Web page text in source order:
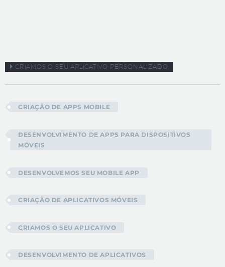
CRIAMOS O SEU APLICATIVO PERSONALIZADO
CRIAÇÃO DE APPS MOBILE
DESENVOLVIMENTO DE APPS PARA DISPOSITIVOS
MÓVEIS
DESENVOLVEMOS SEU MOBILE APP
CRIAÇÃO DE APLICATIVOS MÓVEIS
CRIAMOS O SEU APLICATIVO
DESENVOLVIMENTO DE APLICATIVOS